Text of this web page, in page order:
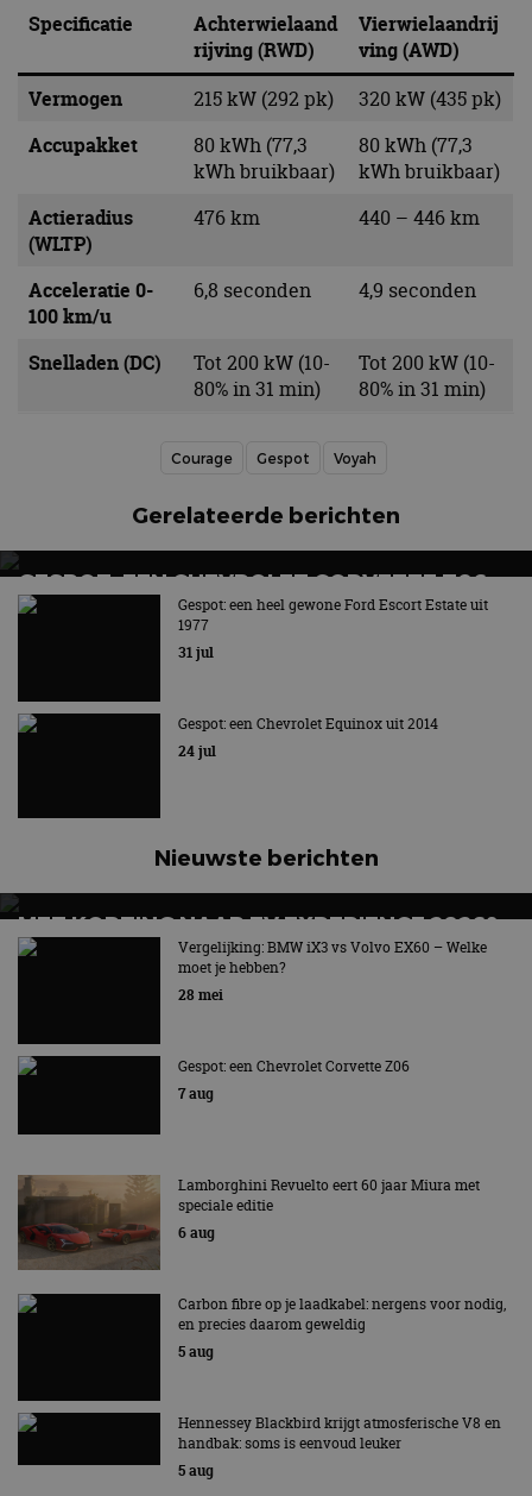
Specificatie
Achterwielaand
rijving (RWD)
Vierwielaandrij
ving (AWD)
Vermogen
215 kW (292 pk)
320 kW (435 pk)
Accupakket
80 kWh (77,3
kWh bruikbaar)
80 kWh (77,3
kWh bruikbaar)
Actieradius
(WLTP)
476 km 440 – 446 km
Acceleratie 0-
100 km/u
6,8 seconden 4,9 seconden
Snelladen (DC)
Tot 200 kW (10-
80% in 31 min)
Tot 200 kW (10-
80% in 31 min)
Courage Gespot Voyah
Gerelateerde berichten
GESPOT: EEN CHEVROLET CORVETTE Z06
Little red CorvetteGespot: een heel gewone Ford Escort Estate uit
1977
31 jul
Gespot: een Chevrolet Equinox uit 2014
24 jul
Nieuwste berichten
MET KORTING NAAR EV EXPERIENCE 2026?
AUTORAI REGELT HET!
EV Experience 2026 van 24 tot 26 september
Vergelijking: BMW iX3 vs Volvo EX60 – Welke
moet je hebben?
28 mei
Gespot: een Chevrolet Corvette Z06
7 aug
Lamborghini Revuelto eert 60 jaar Miura met
speciale editie
6 aug
Carbon fibre op je laadkabel: nergens voor nodig,
en precies daarom geweldig
5 aug
Hennessey Blackbird krijgt atmosferische V8 en
handbak: soms is eenvoud leuker
5 aug